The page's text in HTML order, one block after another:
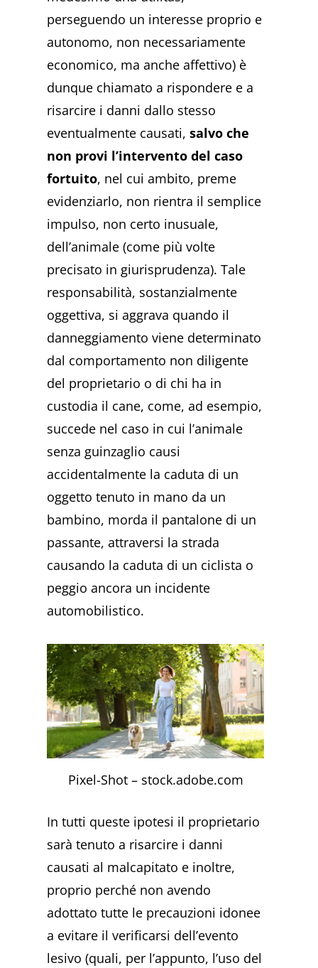
perseguendo un interesse proprio e
autonomo, non necessariamente
economico, ma anche affettivo) è
dunque chiamato a rispondere e a
risarcire i danni dallo stesso
eventualmente causati,salvo che
non provi l’intervento del caso
fortuito, nel cui ambito, preme
evidenziarlo, non rientra il semplice
impulso, non certo inusuale,
dell’animale (come più volte
precisato in giurisprudenza). Tale
responsabilità, sostanzialmente
oggettiva, si aggrava quando il
danneggiamento viene determinato
dal comportamento non diligente
del proprietario o di chi ha in
custodia il cane, come, ad esempio,
succede nel caso in cui l’animale
senza guinzaglio causi
accidentalmente la caduta di un
oggetto tenuto in mano da un
bambino, morda il pantalone di un
passante, attraversi la strada
causando la caduta di un ciclista o
peggio ancora un incidente
automobilistico.
Pixel-Shot – stock.adobe.com
In tutti queste ipotesi il proprietario
sarà tenuto a risarcire i danni
causati al malcapitato e inoltre,
proprio perché non avendo
adottato tutte le precauzioni idonee
a evitare il verificarsi dell’evento
lesivo (quali, per l’appunto, l’uso del